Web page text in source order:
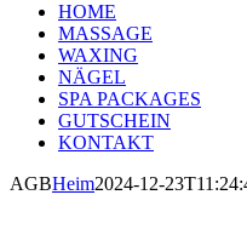
HOME
MASSAGE
WAXING
NÄGEL
SPA PACKAGES
GUTSCHEIN
KONTAKT
AGBHeim2024-12-